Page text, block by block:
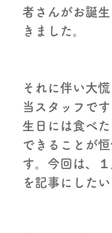
者さんがお誕
きました。
それに伴い大
当スタッフで
生日には食べ
できることが
す。今回は、
を記事にしたい